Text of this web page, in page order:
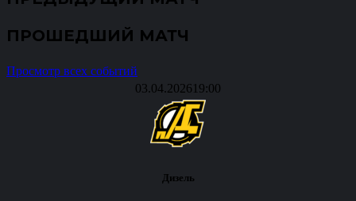
ПРОШЕДШИЙ МАТЧ
Просмотр всех событий
03.04.2026 19:00
Дизель